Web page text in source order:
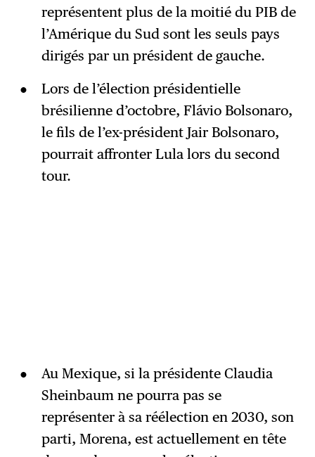
représentent plus de la moitié du PIB de
l’Amérique du Sud sont les seuls pays
dirigés par un président de gauche.
Lors de l’élection présidentielle
brésilienne d’octobre, Flávio Bolsonaro,
le fils de l’ex-président Jair Bolsonaro,
pourrait affronter Lula lors du second
tour.
Au Mexique, si la présidente Claudia
Sheinbaum ne pourra pas se
représenter à sa réélection en 2030, son
parti, Morena, est actuellement en tête